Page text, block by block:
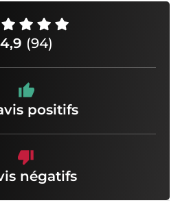
4,9 (94)
positifs
négatifs